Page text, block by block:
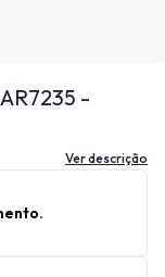
-
Ver descrição